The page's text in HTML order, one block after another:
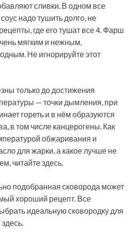
сливки. В одном все
надо тушить долго, не
где его тушат все 4. Фарш
мягким и нежным,
Не игнорируйте этот
только до достижения
— точки дымления, при
гореть и в нём образуются
в том числе канцерогены. Как
обжаривания и
для жарки, а какое лучше не
читайте здесь.
подобранная сковорода может
хороший рецепт. Все
идеальную сковородку для